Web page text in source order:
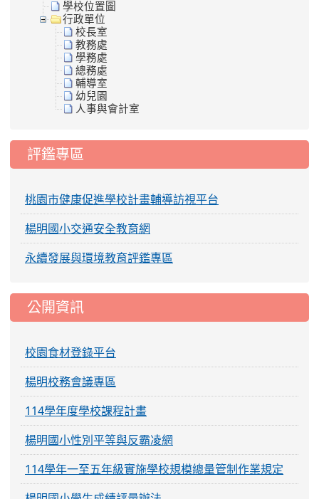
學校位置圖
行政單位
校長室
教務處
學務處
總務處
輔導室
幼兒園
人事與會計室
評鑑專區
桃園市健康促進學校計畫輔導訪視平台
楊明國小交通安全教育網
永續發展與環境教育評鑑專區
公開資訊
校園食材登錄平台
楊明校務會議專區
114學年度學校課程計畫
楊明國小性別平等與反霸凌網
114學年一至五年級實施學校規模總量管制作業規定